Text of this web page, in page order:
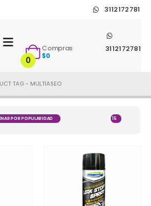
3112172781
3112172781
0
Compras
$0
TAG - MULTIASEO